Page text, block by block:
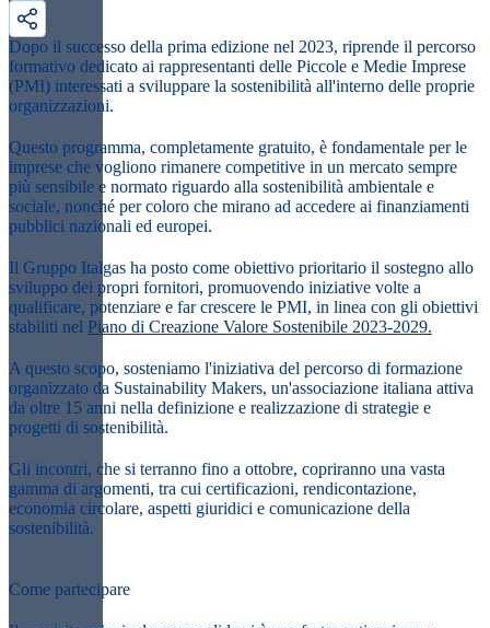
Dopo il successo della prima edizione nel 2023, riprende il percorso
formativo dedicato ai rappresentanti delle Piccole e Medie Imprese
(PMI) interessati a sviluppare la sostenibilità all'interno delle proprie
organizzazioni.
Questo programma, completamente gratuito, è fondamentale per le
imprese che vogliono rimanere competitive in un mercato sempre
più sensibile e normato riguardo alla sostenibilità ambientale e
sociale, nonché per coloro che mirano ad accedere ai finanziamenti
pubblici nazionali ed europei.
Il Gruppo Italgas ha posto come obiettivo prioritario il sostegno allo
sviluppo dei propri fornitori, promuovendo iniziative volte a
qualificare, potenziare e far crescere le PMI, in linea con gli obiettivi
stabiliti nel Piano di Creazione Valore Sostenibile 2023-2029.
A questo scopo, sosteniamo l'iniziativa del percorso di formazione
organizzato da Sustainability Makers, un'associazione italiana attiva
da oltre 15 anni nella definizione e realizzazione di strategie e
progetti di sostenibilità.
Gli incontri, che si terranno fino a ottobre, copriranno una vasta
gamma di argomenti, tra cui certificazioni, rendicontazione,
economia circolare, aspetti giuridici e comunicazione della
sostenibilità.
Come partecipare